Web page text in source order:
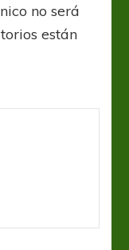
no será
están